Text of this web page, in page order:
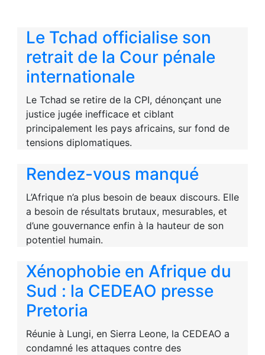
Le Tchad officialise son
retrait de la Cour pénale
internationale
Le Tchad se retire de la CPI, dénonçant une
justice jugée inefficace et ciblant
principalement les pays africains, sur fond de
tensions diplomatiques.
Rendez-vous manqué
L’Afrique n’a plus besoin de beaux discours. Elle
a besoin de résultats brutaux, mesurables, et
d’une gouvernance enfin à la hauteur de son
potentiel humain.
Xénophobie en Afrique du
Sud : la CEDEAO presse
Pretoria
Réunie à Lungi, en Sierra Leone, la CEDEAO a
condamné les attaques contre des